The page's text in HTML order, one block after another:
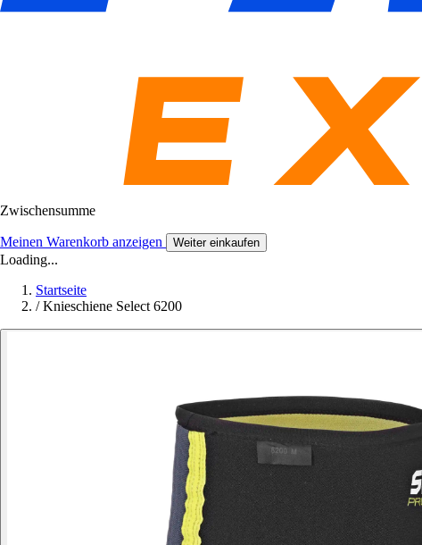
Zwischensumme
Meinen Warenkorb anzeigen Weiter einkaufen
Loading...
Startseite
/ Knieschiene Select 6200